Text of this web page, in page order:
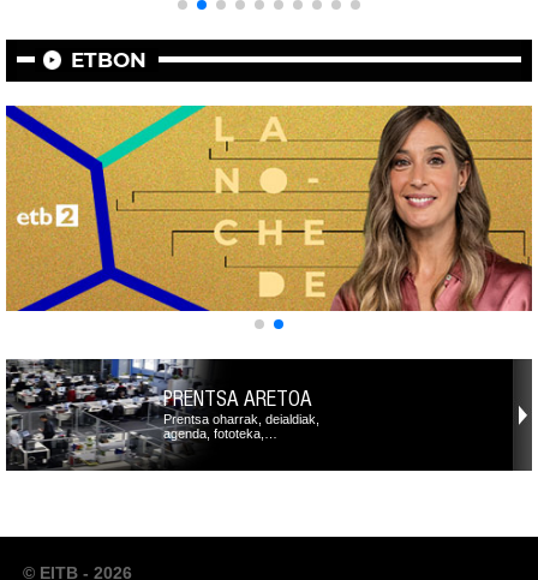
ETBON
PRENTSA ARETOA
Prentsa oharrak, deialdiak,
agenda, fototeka,…
© EITB - 2026